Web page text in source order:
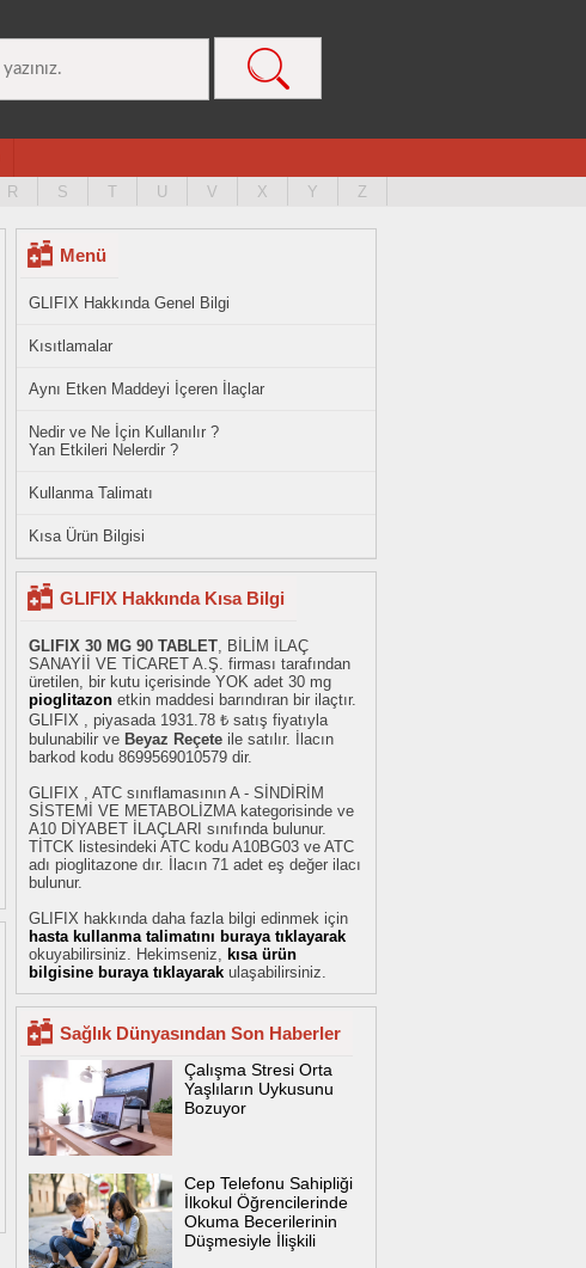
R S T U V X Y Z
Menü
GLIFIX Hakkında Genel Bilgi
Kısıtlamalar
Aynı Etken Maddeyi İçeren İlaçlar
Nedir ve Ne İçin Kullanılır ?
Yan Etkileri Nelerdir ?
Kullanma Talimatı
Kısa Ürün Bilgisi
GLIFIX Hakkında Kısa Bilgi
GLIFIX 30 MG 90 TABLET, BİLİM İLAÇ
SANAYİİ VE TİCARET A.Ş. firması tarafından
üretilen, bir kutu içerisinde YOK adet 30 mg
pioglitazon etkin maddesi barındıran bir ilaçtır.
GLIFIX , piyasada 1931.78 ₺ satış fiyatıyla
bulunabilir ve Beyaz Reçete ile satılır. İlacın
barkod kodu 8699569010579 dir.
GLIFIX , ATC sınıflamasının A - SİNDİRİM
SİSTEMİ VE METABOLİZMA kategorisinde ve
A10 DİYABET İLAÇLARI sınıfında bulunur.
TİTCK listesindeki ATC kodu A10BG03 ve ATC
adı pioglitazone dır. İlacın 71 adet eş değer ilacı
bulunur.
GLIFIX hakkında daha fazla bilgi edinmek için
hasta kullanma talimatını buraya tıklayarak
okuyabilirsiniz. Hekimseniz, kısa ürün
bilgisine buraya tıklayarak ulaşabilirsiniz.
Sağlık Dünyasından Son Haberler
Çalışma Stresi Orta
Yaşlıların Uykusunu
Bozuyor
Cep Telefonu Sahipliği
İlkokul Öğrencilerinde
Okuma Becerilerinin
Düşmesiyle İlişkili